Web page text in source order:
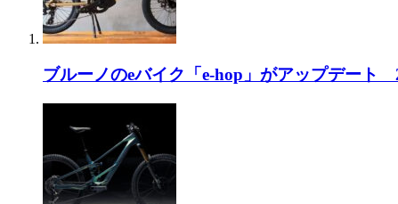
ブルーノのeバイク「e-hop」がアップデート